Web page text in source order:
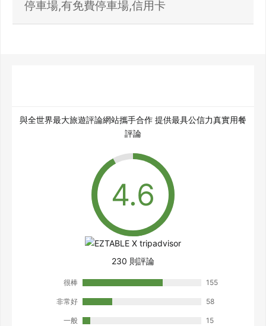
停車場,有免費停車場,信用卡
與全世界最大旅遊評論網站攜手合作 提供最具公信力真實用餐
評論
230 則評論
很棒 155
非常好 58
一般 15